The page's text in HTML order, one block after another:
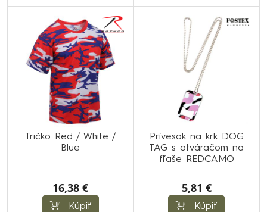
Tričko Red / White /
Blue
16,38 €
Kúpiť
Prívesok na krk DOG
TAG s otváračom na
fľaše REDCAMO
5,81 €
Kúpiť